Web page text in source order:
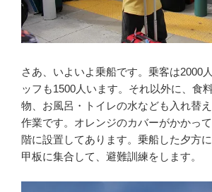
さあ、いよいよ乗船です。乗客は2000
ッフも1500人います。それ以外に、食
物、お風呂・トイレの水なども入れ替
作業です。オレンジのカバーがかかっ
階に設置してあります。乗船した夕方
甲板に集合して、避難訓練をします。